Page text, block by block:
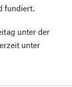
fundiert.
unter der
unter